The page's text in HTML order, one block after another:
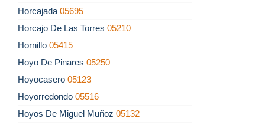
Horcajada 05695
Horcajo De Las Torres 05210
Hornillo 05415
Hoyo De Pinares 05250
Hoyocasero 05123
Hoyorredondo 05516
Hoyos De Miguel Muñoz 05132